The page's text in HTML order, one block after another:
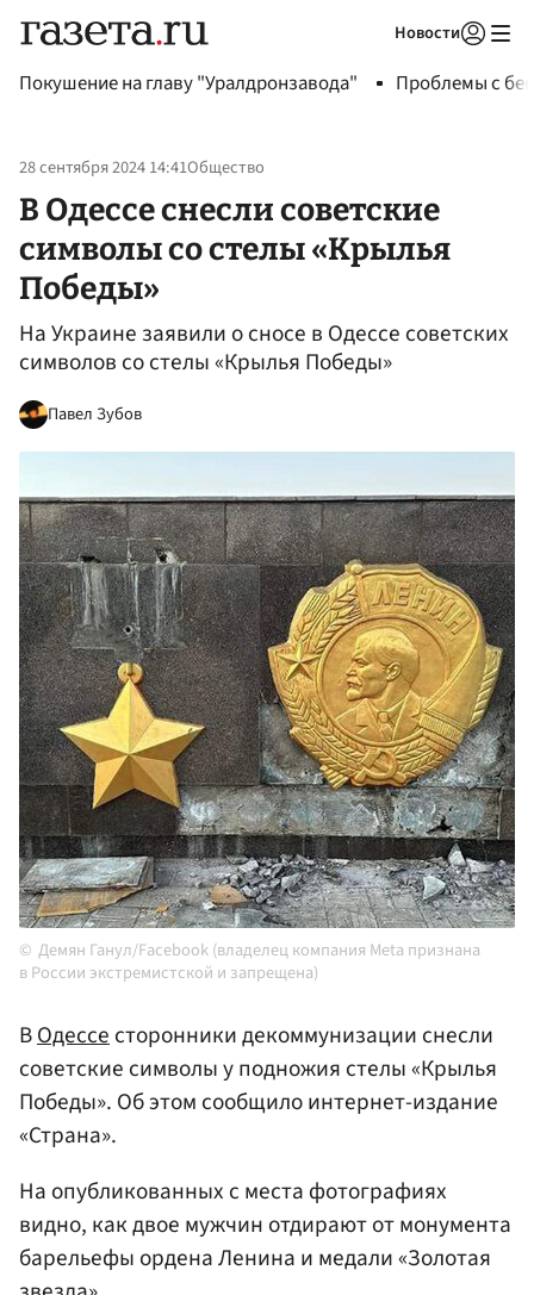
Новости
Покушение на главу "Уралдронзавода" Проблемы с
28 сентября 2024 14:41Общество
В Одессе снесли советские
символы со стелы «Крылья
Победы»
На Украине заявили о сносе в Одессе советских
символов со стелы «Крылья Победы»
Павел Зубов
Демян Ганул/Facebook (владелец компания Meta признана
в России экстремистской и запрещена)
ВОдессесторонники декоммунизации снесли
советские символы у подножия стелы «Крылья
Победы». Об этом сообщило интернет-издание
«Страна».
На опубликованных с места фотографиях
видно, как двое мужчин отдирают от монумента
барельефы ордена Ленина и медали «Золотая